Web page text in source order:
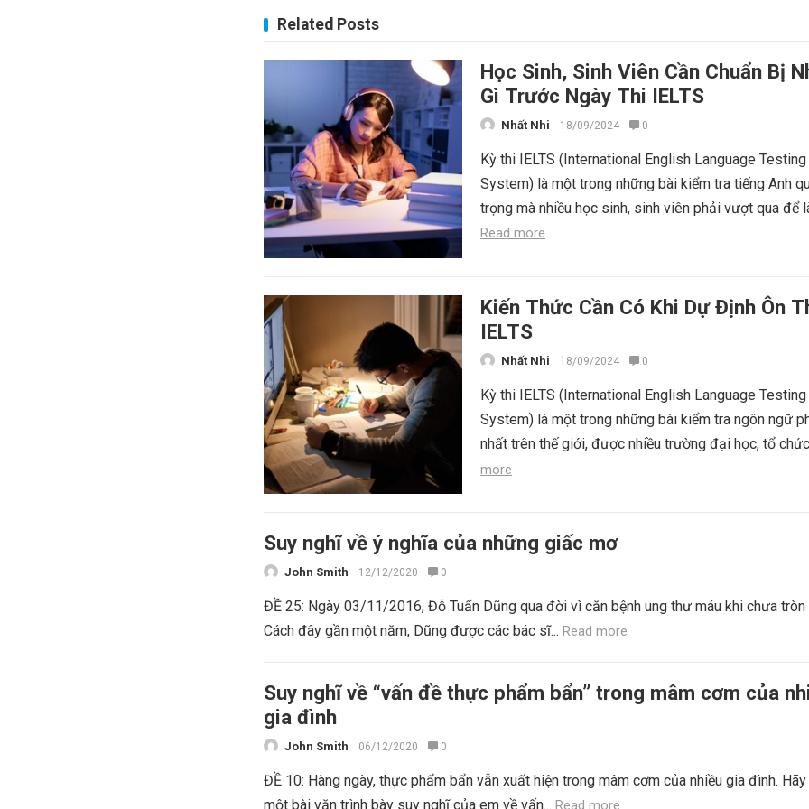
Related Posts
Học Sinh, Sinh Viên Cần Chuẩn Bị
Gì Trước Ngày Thi IELTS
Nhất Nhi 18/09/2024 0
Kỳ thi IELTS (International English Language Testing
System) là một trong những bài kiểm tra tiếng Anh
trọng mà nhiều học sinh, sinh viên phải vượt qua để
Read more
Kiến Thức Cần Có Khi Dự Định Ôn
IELTS
Nhất Nhi 18/09/2024 0
Kỳ thi IELTS (International English Language Testing
System) là một trong những bài kiểm tra ngôn ngữ
nhất trên thế giới, được nhiều trường đại học, tổ
more
Suy nghĩ về ý nghĩa của những giấc mơ
John Smith 12/12/2020 0
ĐỀ 25: Ngày 03/11/2016, Đỗ Tuấn Dũng qua đời vì căn bệnh ung thư máu khi chưa tròn
Cách đây gần một năm, Dũng được các bác sĩ... Read more
Suy nghĩ về “vấn đề thực phẩm bẩn” trong mâm cơm của
gia đình
John Smith 06/12/2020 0
ĐỀ 10: Hàng ngày, thực phẩm bẩn vẫn xuất hiện trong mâm cơm của nhiều gia đình.
một bài văn trình bày suy nghĩ của em về vấn...